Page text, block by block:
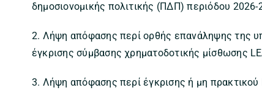
δημοσιονομικής πολιτικής (ΠΔΠ) περιόδου 2026-
2. Λήψη απόφασης περί ορθής επανάληψης της
έγκρισης σύμβασης χρηματοδοτικής μίσθωσης
3. Λήψη απόφασης περί έγκρισης ή μη πρακτικού